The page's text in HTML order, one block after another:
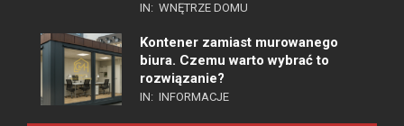
IN: WNĘTRZE DOMU
Kontener zamiast murowanego
biura. Czemu warto wybrać to
rozwiązanie?
IN: INFORMACJE